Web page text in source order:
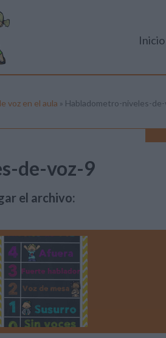
Inicio
voz en el aula » Habladometro-niveles-de-
de-voz-9
el archivo: